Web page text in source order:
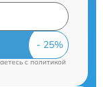
c политикой